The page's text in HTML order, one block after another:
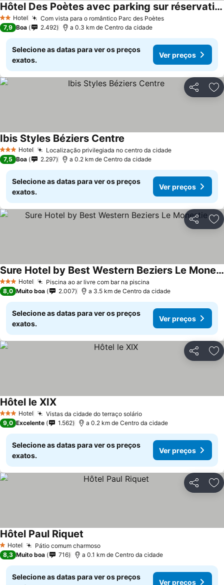
2 Estrelas
Hotel Com vista para o romântico Parc des PoètesVer preços
Hôtel Des Poètes avec parking sur réservation
Ver preços
7,9 Boa 2.492 a 0.3 km de Centro da cidade
Selecione as datas para ver os preços
exatos.
Ver preços
Partilhar
3 EstrelasHotel Localização privilegiada no centro da cidadeVer preços
Ibis Styles Béziers Centre
7,5 Boa 2.297 a 0.2 km de Centro da cidade
Selecione as datas para ver os preços
exatos.
Ver preços
Partilhar
3 EstrelasHotel Piscina ao ar livre com bar na piscina
Sure Hotel by Best Western Beziers Le Monestie
Ver preços
8,0 Muito boa 2.007 a 3.5 km de Centro da cidade
Selecione as datas para ver os preços
exatos.
Ver preços
Partilhar
3 EstrelasHotel Vistas da cidade do terraço solárioVer preços
Hôtel le XIXVer preços
9,0 Excelente 1.562 a 0.2 km de Centro da cidade
Selecione as datas para ver os preços
exatos.
Ver preços
Partilhar
1 Estrelas
Hotel Pátio comum charmosoVer preços
Hôtel Paul Riquet
8,3 Muito boa 716 a 0.1 km de Centro da cidade
Selecione as datas para ver os preços
Ver preços